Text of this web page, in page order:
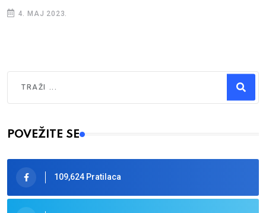
4. MAJ 2023.
Type 2 or more characters for results.
POVEŽITE SE
109,624 Pratilaca